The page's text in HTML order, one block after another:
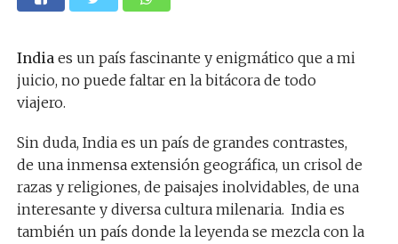
Indiaes un país fascinante y enigmático que a mi
juicio, no puede faltar en la bitácora de todo
viajero.
Sin duda, India es un país de grandes contrastes,
de una inmensa extensión geográfica, un crisol de
razas y religiones, de paisajes inolvidables, de una
interesante y diversa cultura milenaria. India es
también un país donde la leyenda se mezcla con la